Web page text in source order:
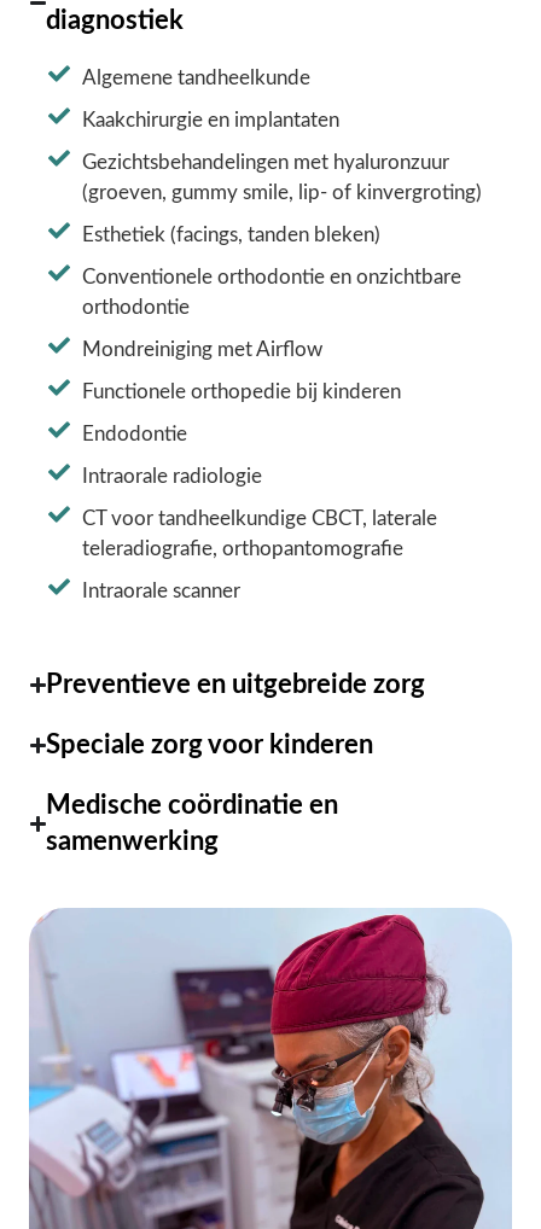
diagnostiek
Algemene tandheelkunde
Kaakchirurgie en implantaten
Gezichtsbehandelingen met hyaluronzuur
(groeven, gummy smile, lip- of kinvergroting)
Esthetiek (facings, tanden bleken)
Conventionele orthodontie en onzichtbare
orthodontie
Mondreiniging met Airflow
Functionele orthopedie bij kinderen
Endodontie
Intraorale radiologie
CT voor tandheelkundige CBCT, laterale
teleradiografie, orthopantomografie
Intraorale scanner
Preventieve en uitgebreide zorg
Speciale zorg voor kinderen
Medische coördinatie en
samenwerking